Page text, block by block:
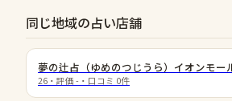
同じ地域の占い店舗
夢の辻占（ゆめのつじうら）イオンモー
26 ・評価 - ・口コミ 0件